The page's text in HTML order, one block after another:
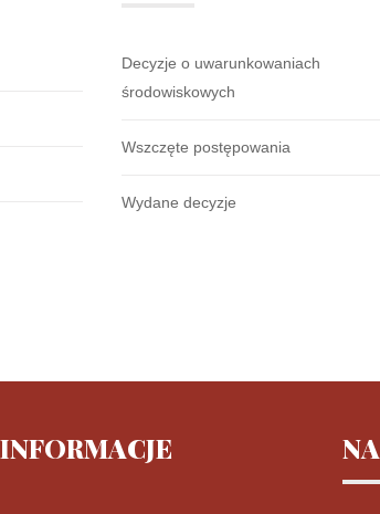
Decyzje o uwarunkowaniach
środowiskowych
Wszczęte postępowania
Wydane decyzje
INFORMACJE NA